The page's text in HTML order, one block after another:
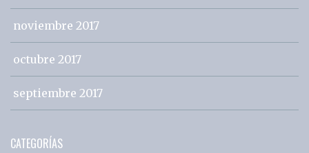
noviembre 2017
octubre 2017
septiembre 2017
CATEGORÍAS